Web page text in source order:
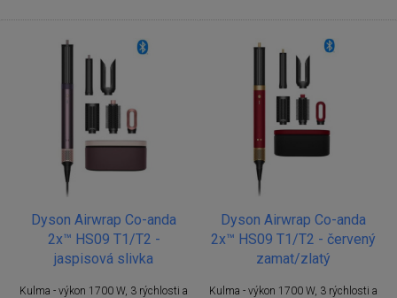
Dyson Airwrap Co-anda
2x™ HS09 T1/T2 -
jaspisová slivka
Kulma - výkon 1700 W, 3 rýchlosti a
Dyson Airwrap Co-anda
2x™ HS09 T1/T2 - červený
zamat/zlatý
Kulma - výkon 1700 W, 3 rýchlosti a